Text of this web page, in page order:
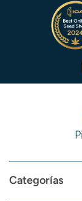
Categorías